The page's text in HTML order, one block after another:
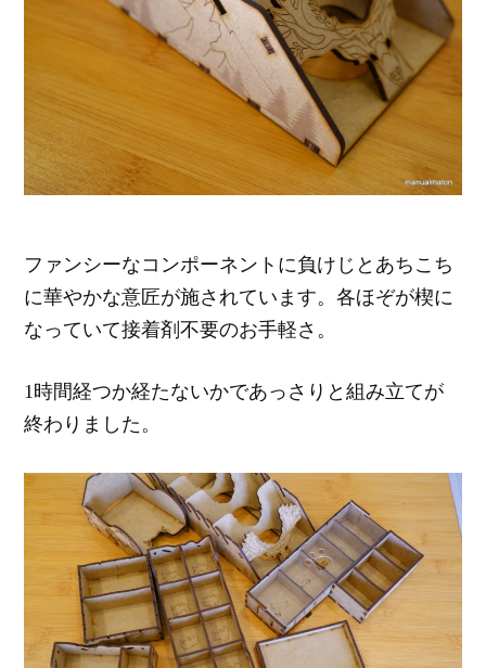
ファンシーなコンポーネントに負けじとあちこち
に華やかな意匠が施されています。各ほぞが楔に
なっていて接着剤不要のお手軽さ。
1時間経つか経たないかであっさりと組み立てが
終わりました。